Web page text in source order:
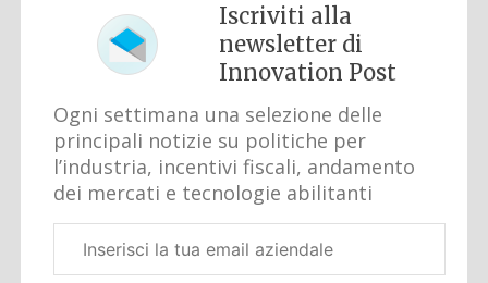
Iscriviti alla
newsletter di
Innovation Post
Ogni settimana una selezione delle
principali notizie su politiche per
l’industria, incentivi fiscali, andamento
dei mercati e tecnologie abilitanti
aziendale